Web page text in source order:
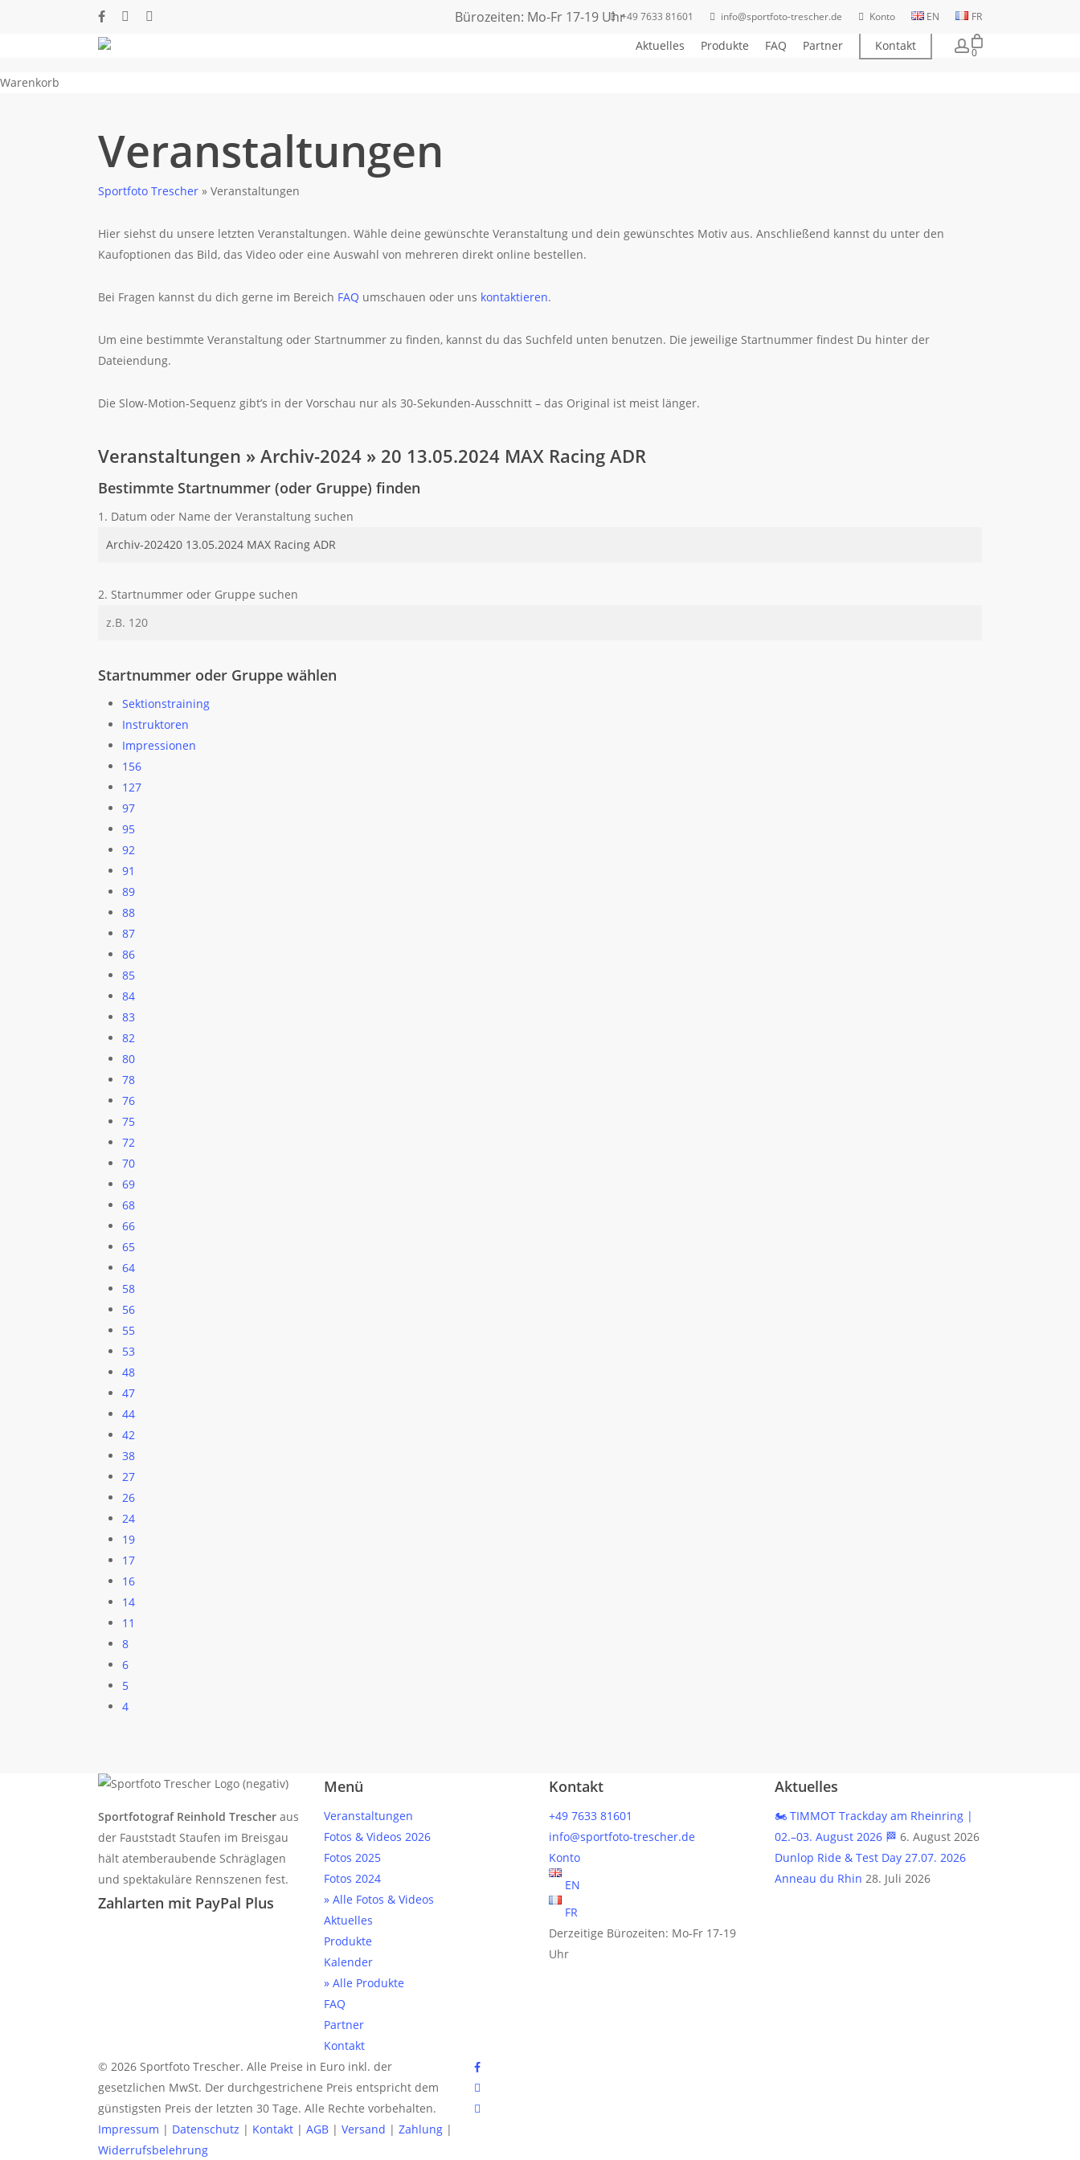
facebook
Bürozeiten: Mo-Fr 17-19 Uhr+49 7633 81601 info@sportfoto-trescher.de Konto EN FR
Aktuelles Produkte FAQ Partner Kontakt account
0
Warenkorb
Veranstaltungen
Sportfoto Trescher » Veranstaltungen
Hier siehst du unsere letzten Veranstaltungen. Wähle deine gewünschte Veranstaltung und dein gewünschtes Motiv aus. Anschließend kannst du unter den
Kaufoptionen das Bild, das Video oder eine Auswahl von mehreren direkt online bestellen.
Bei Fragen kannst du dich gerne im Bereich FAQ umschauen oder uns kontaktieren.
Um eine bestimmte Veranstaltung oder Startnummer zu finden, kannst du das Suchfeld unten benutzen. Die jeweilige Startnummer findest Du hinter der
Dateiendung.
Die Slow-Motion-Sequenz gibt’s in der Vorschau nur als 30-Sekunden-Ausschnitt – das Original ist meist länger.
Veranstaltungen » Archiv-2024 » 20 13.05.2024 MAX Racing ADR
Bestimmte Startnummer (oder Gruppe) finden
1. Datum oder Name der Veranstaltung suchen
2. Startnummer oder Gruppe suchen
Startnummer oder Gruppe wählen
Sektionstraining
Instruktoren
Impressionen
156
127
97
95
92
91
89
88
87
86
85
84
83
82
80
78
76
75
72
70
69
68
66
65
64
58
56
55
53
48
47
44
42
38
27
26
24
19
17
16
14
11
8
6
5
4
Sportfotograf Reinhold Trescher aus
der Fauststadt Staufen im Breisgau
hält atemberaubende Schräglagen
und spektakuläre Rennszenen fest.
Zahlarten mit PayPal Plus
Menü
Veranstaltungen
Fotos & Videos 2026
Fotos 2025
Fotos 2024
» Alle Fotos & Videos
Aktuelles
Produkte
Kalender
» Alle Produkte
FAQ
Partner
Kontakt
Kontakt
+49 7633 81601
info@sportfoto-trescher.de
Konto
EN
FR
Derzeitige Bürozeiten: Mo-Fr 17-19
Uhr
Aktuelles
🏍️ TIMMOT Trackday am Rheinring |
02.–03. August 2026 🏁 6. August 2026
Dunlop Ride & Test Day 27.07. 2026
Anneau du Rhin 28. Juli 2026
© 2026 Sportfoto Trescher. Alle Preise in Euro inkl. der
gesetzlichen MwSt. Der durchgestrichene Preis entspricht dem
günstigsten Preis der letzten 30 Tage. Alle Rechte vorbehalten.
Impressum | Datenschutz | Kontakt | AGB | Versand | Zahlung |
Widerrufsbelehrung
facebook
phone
email